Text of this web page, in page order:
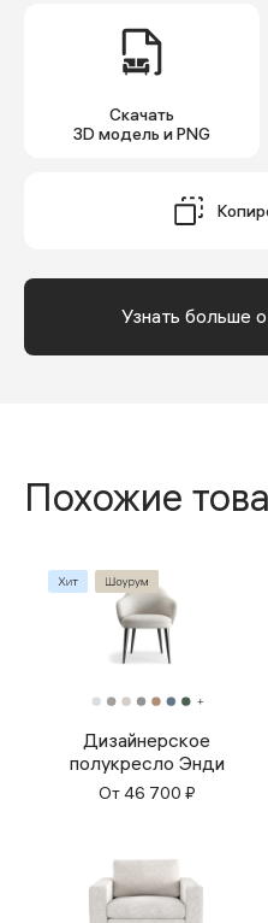
Скачать
3D модель и PNG
Узнать больше
Похожие
Дизайнерское
полукресло Энди
От46 700 ₽